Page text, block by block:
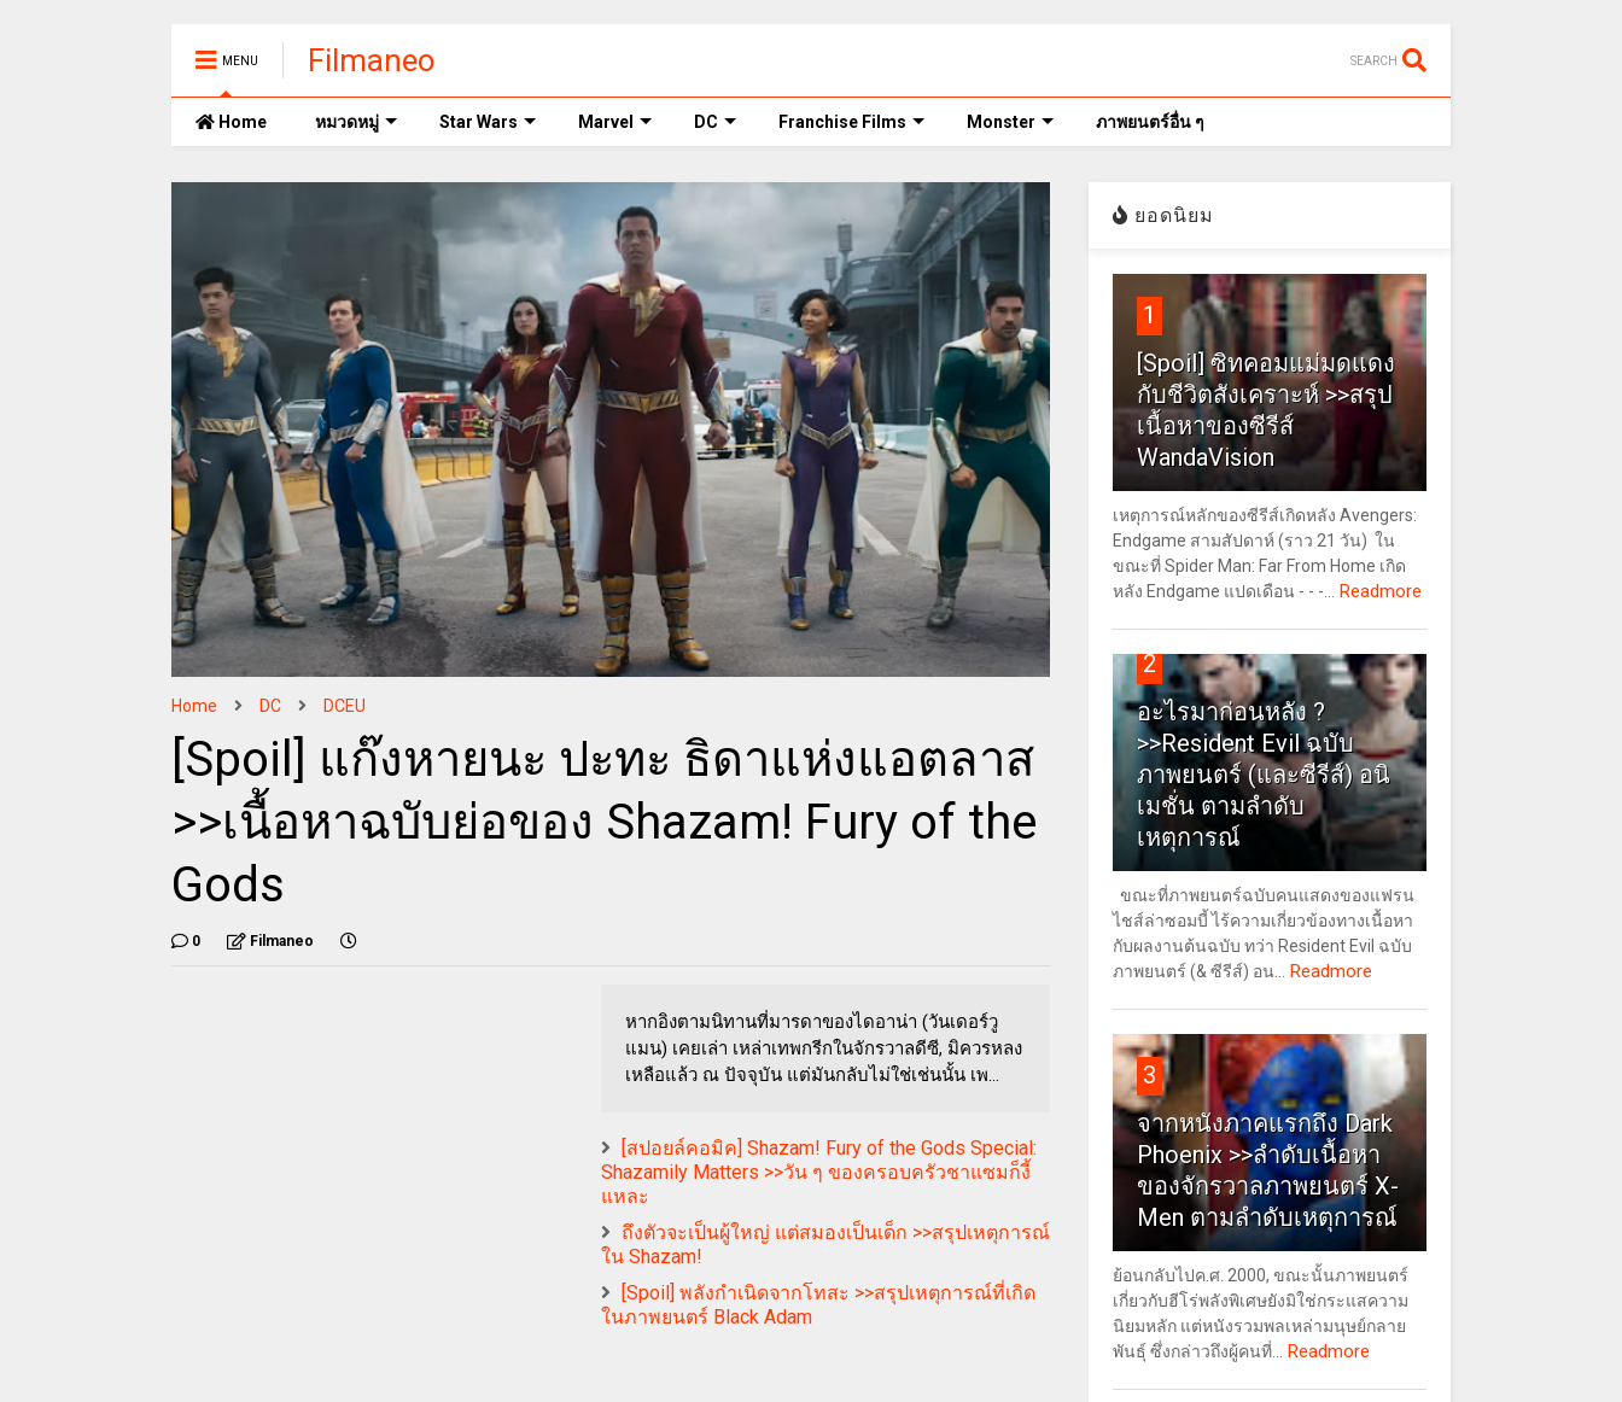
MENU Filmaneo SEARCH
Home หมวดหมู่ Star Wars Marvel DC Franchise Films Monster ภาพยนตร์อื่น ๆ
Home DC DCEU
[Spoil] แก๊งหายนะ ปะทะ ธิดาแห่งแอตลาส
>>เนื้อหาฉบับย่อของ Shazam! Fury of the
Gods
0 Filmaneo
หากอิงตามนิทานที่มารดาของไดอาน่า (วันเดอร์วู
แมน) เคยเล่า เหล่าเทพกรีกในจักรวาลดีซี, มิควรหลง
เหลือแล้ว ณ ปัจจุบัน แต่มันกลับไม่ใช่เช่นนั้น เพ...
[สปอยล์คอมิค] Shazam! Fury of the Gods Special:
Shazamily Matters >>วัน ๆ ของครอบครัวชาแซมก็งี้
แหละ
ถึงตัวจะเป็นผู้ใหญ่ แต่สมองเป็นเด็ก >>สรุปเหตุการณ์
ใน Shazam!
[Spoil] พลังกำเนิดจากโทสะ >>สรุปเหตุการณ์ที่เกิด
ในภาพยนตร์ Black Adam
ยอดนิยม
1
[Spoil] ซิทคอมแม่มดแดง
กับชีวิตสังเคราะห์ >>สรุป
เนื้อหาของซีรีส์
WandaVision
เหตุการณ์หลักของซีรีส์เกิดหลัง Avengers:
Endgame สามสัปดาห์ (ราว 21 วัน) ใน
ขณะที่ Spider Man: Far From Home เกิด
หลัง Endgame แปดเดือน - - -...
Readmore
2
อะไรมาก่อนหลัง ?
>>Resident Evil ฉบับ
ภาพยนตร์ (และซีรีส์) อนิ
เมชั่น ตามลำดับ
เหตุการณ์
ขณะที่ภาพยนตร์ฉบับคนแสดงของแฟรน
ไชส์ล่าซอมบี้ ไร้ความเกี่ยวข้องทางเนื้อหา
กับผลงานต้นฉบับ ทว่า Resident Evil ฉบับ
ภาพยนตร์ (& ซีรีส์) อน...
Readmore
3
จากหนังภาคแรกถึง Dark
Phoenix >>ลำดับเนื้อหา
ของจักรวาลภาพยนตร์ X-
Men ตามลำดับเหตุการณ์
ย้อนกลับไปค.ศ. 2000, ขณะนั้นภาพยนตร์
เกี่ยวกับฮีโร่พลังพิเศษยังมิใช่กระแสความ
นิยมหลัก แต่หนังรวมพลเหล่ามนุษย์กลาย
พันธุ์ ซึ่งกล่าวถึงผู้คนที่...
Readmore